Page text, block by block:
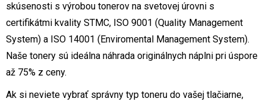
skúsenosti s výrobou tonerov na svetovej úrovni s
certifikátmi kvality STMC, ISO 9001 (Quality Management
System) a ISO 14001 (Enviromental Management System).
Naše tonery sú ideálna náhrada originálnych náplni pri úspore
až 75% z ceny.
Ak si neviete vybrať správny typ toneru do vašej tlačiarne,